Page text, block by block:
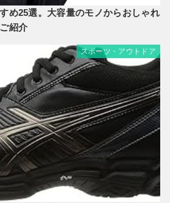
め25選。大容量のモノからおしゃれ
紹介
スポーツ・アウトドア